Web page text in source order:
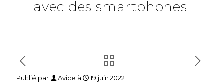
avec des smartphones
Publié par Avice à 19 juin 2022